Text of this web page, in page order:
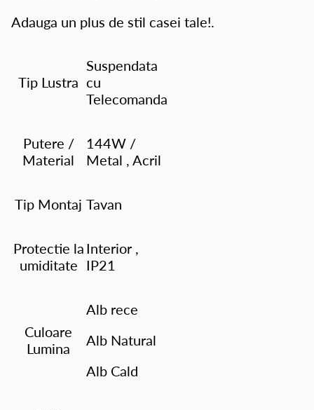
Adauga un plus de stil casei tale!.
Tip Lustra
Suspendata
cu
Telecomanda
Putere /
Material
144W /
Metal , Acril
Tip Montaj Tavan
Protectie la
umiditate
Interior ,
IP21
Culoare
Lumina
Alb rece
Alb Natural
Alb Cald